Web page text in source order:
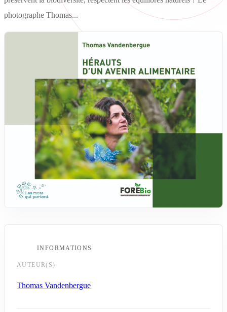
photographe Thomas...
INFORMATIONS
AUTEUR(S)
Thomas Vandenbergue